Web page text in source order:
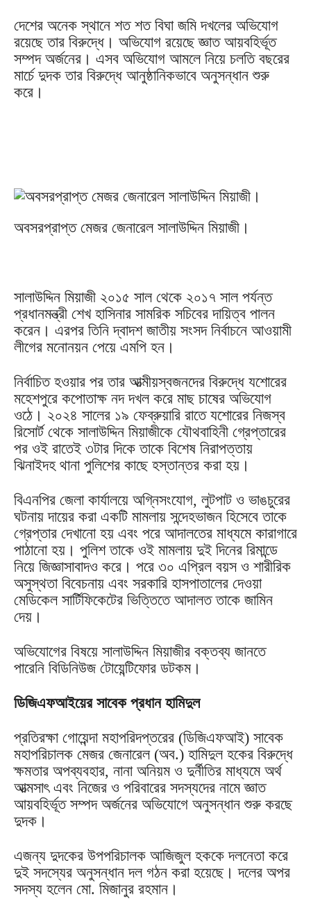
দেশের অনেক স্থানে শত শত বিঘা জমি দখলের অভিযোগ
রয়েছে তার বিরুদ্ধে। অভিযোগ রয়েছে জ্ঞাত আয়বহির্ভূত
সম্পদ অর্জনের। এসব অভিযোগ আমলে নিয়ে চলতি বছরের
মার্চে দুদক তার বিরুদ্ধে আনুষ্ঠানিকভাবে অনুসন্ধান শুরু
করে।
অবসরপ্রাপ্ত মেজর জেনারেল সালাউদ্দিন মিয়াজী।
সালাউদ্দিন মিয়াজী ২০১৫ সাল থেকে ২০১৭ সাল পর্যন্ত
প্রধানমন্ত্রী শেখ হাসিনার সামরিক সচিবের দায়িত্ব পালন
করেন। এরপর তিনি দ্বাদশ জাতীয় সংসদ নির্বাচনে আওয়ামী
লীগের মনোনয়ন পেয়ে এমপি হন।
নির্বাচিত হওয়ার পর তার আত্মীয়স্বজনদের বিরুদ্ধে যশোরের
মহেশপুরে কপোতাক্ষ নদ দখল করে মাছ চাষের অভিযোগ
ওঠে। ২০২৪ সালের ১৯ ফেব্রুয়ারি রাতে যশোরের নিজস্ব
রিসোর্ট থেকে সালাউদ্দিন মিয়াজীকে যৌথবাহিনী গ্রেপ্তারের
পর ওই রাতেই ৩টার দিকে তাকে বিশেষ নিরাপত্তায়
ঝিনাইদহ থানা পুলিশের কাছে হস্তান্তর করা হয়।
বিএনপির জেলা কার্যালয়ে অগ্নিসংযোগ, লুটপাট ও ভাঙচুরের
ঘটনায় দায়ের করা একটি মামলায় সন্দেহভাজন হিসেবে তাকে
গ্রেপ্তার দেখানো হয় এবং পরে আদালতের মাধ্যমে কারাগারে
পাঠানো হয়। পুলিশ তাকে ওই মামলায় দুই দিনের রিমান্ডে
নিয়ে জিজ্ঞাসাবাদও করে। পরে ৩০ এপ্রিল বয়স ও শারীরিক
অসুস্থতা বিবেচনায় এবং সরকারি হাসপাতালের দেওয়া
মেডিকেল সার্টিফিকেটের ভিত্তিতে আদালত তাকে জামিন
দেয়।
অভিযোগের বিষয়ে সালাউদ্দিন মিয়াজীর বক্তব্য জানতে
পারেনি বিডিনিউজ টোয়েন্টিফোর ডটকম।
ডিজিএফআইয়ের সাবেক প্রধান হামিদুল
প্রতিরক্ষা গোয়েন্দা মহাপরিদপ্তরের (ডিজিএফআই) সাবেক
মহাপরিচালক মেজর জেনারেল (অব.) হামিদুল হকের বিরুদ্ধে
ক্ষমতার অপব্যবহার, নানা অনিয়ম ও দুর্নীতির মাধ্যমে অর্থ
আত্মসাৎ এবং নিজের ও পরিবারের সদস্যদের নামে জ্ঞাত
আয়বহির্ভূত সম্পদ অর্জনের অভিযোগে অনুসন্ধান শুরু করছে
দুদক।
এজন্য দুদকের উপপরিচালক আজিজুল হককে দলনেতা করে
দুই সদস্যের অনুসন্ধান দল গঠন করা হয়েছে। দলের অপর
সদস্য হলেন মো. মিজানুর রহমান।